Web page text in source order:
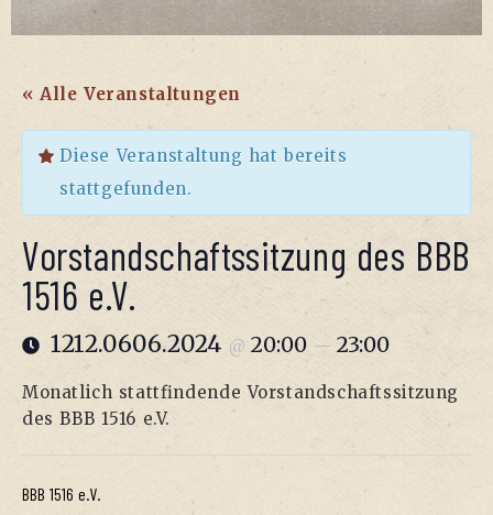
« Alle Veranstaltungen
Diese Veranstaltung hat bereits
stattgefunden.
Vor­stand­schafts­sit­zung des BBB
1516 e.V.
1212.0606.2024 @ 20:00 — 23:00
Monat­lich statt­fin­den­de Vor­stand­schafts­sit­zung
des BBB 1516 e.V.
BBB 1516 e.V.